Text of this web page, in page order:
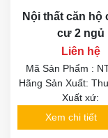
Nội thất căn hộ
cư 2 ngủ
Liên hệ
Mã Sản Phẩm :
Hãng Sản Xuất:
Xuất xứ:
Xem chi tiết